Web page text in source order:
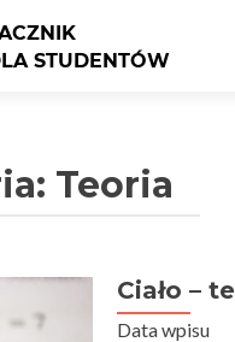
Teoria
Ciało –
Data wpisu
po wpisach